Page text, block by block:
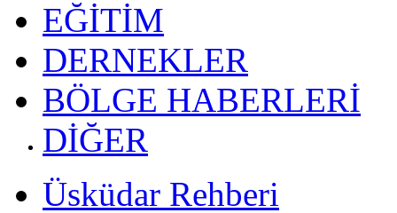
EĞİTİM
DERNEKLER
BÖLGE HABERLERİ
DİĞER
Üsküdar Rehberi